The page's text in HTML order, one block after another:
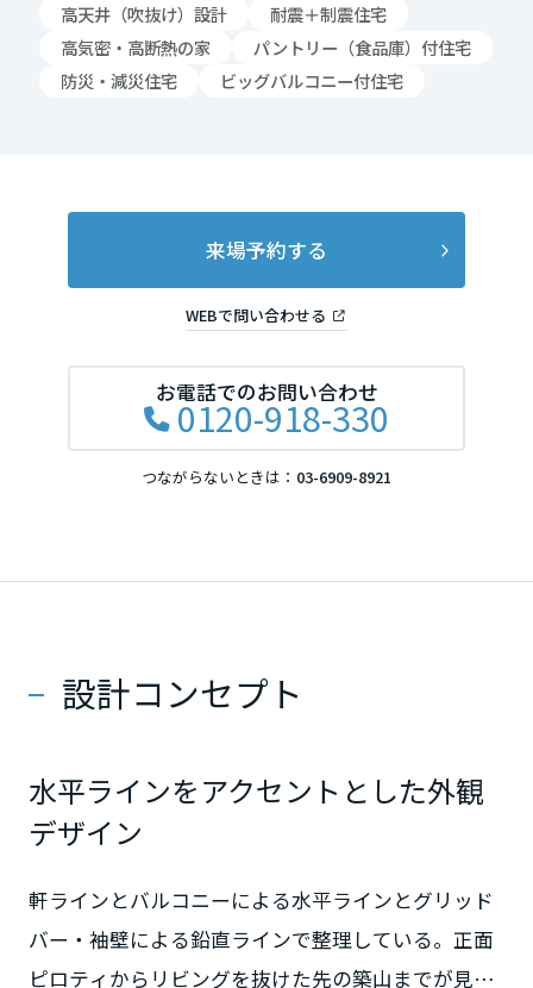
高天井（吹抜け）設計
耐震＋制震住宅
高気密・高断熱の家
パントリー（食品庫）付住宅
防災・減災住宅
ビッグバルコニー付住宅
来場予約する
WEBで問い合わせる
お電話でのお問い合わせ
0120-918-330
つながらないときは： 03-6909-8921
設計コンセプト
水平ラインをアクセントとした外観
デザイン
軒ラインとバルコニーによる水平ラインとグリッド
バー・袖壁による鉛直ラインで整理している。正面
ピロティからリビングを抜けた先の築山までが見え
岡山県
山口県
高知県
福岡県
佐賀県
長崎県